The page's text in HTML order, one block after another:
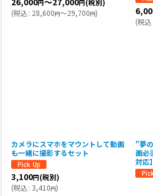
円 円
(税込: 28,600円～29,700円)
(税込
カメラにスマホをマウントして動画
も一緒に撮影するセット
3,100円(税別)
(税込: 3,410円)
"夢
画必
対応】